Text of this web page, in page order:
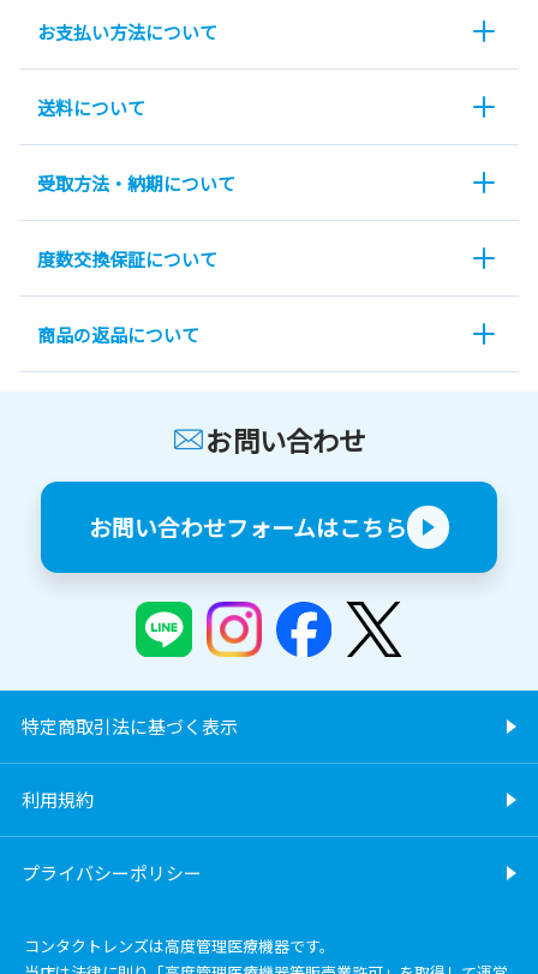
お支払い方法について
送料について
受取方法・納期について
度数交換保証について
商品の返品について
お問い合わせ
お問い合わせフォームはこちら
特定商取引法に基づく表示
利用規約
プライバシーポリシー
コンタクトレンズは高度管理医療機器です。